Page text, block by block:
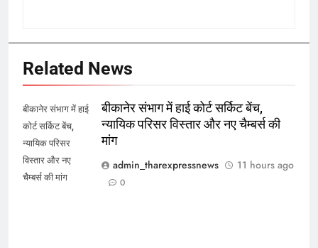
Related News
बीकानेर संभाग में हाई
कोर्ट सर्किट बेंच,
न्यायिक परिसर
विस्तार और नए
चैम्बर्स की मांग
बीकानेर संभाग में हाई कोर्ट सर्किट बेंच,
न्यायिक परिसर विस्तार और नए चैम्बर्स की
मांग
admin_tharexpressnews
11 hours ago
0